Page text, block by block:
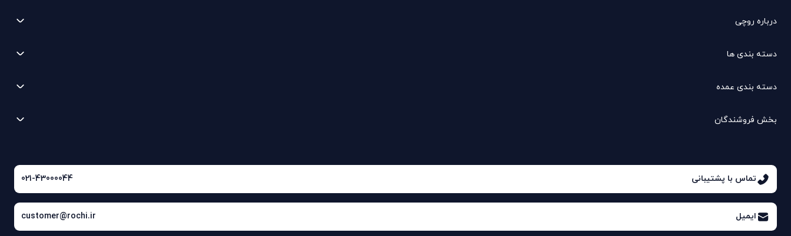
درباره روچی
دسته بندی ها
دسته بندی عمده
بخش فروشندگان
تماس با پشتیبانی 021-43000044
ایمیل customer@rochi.ir